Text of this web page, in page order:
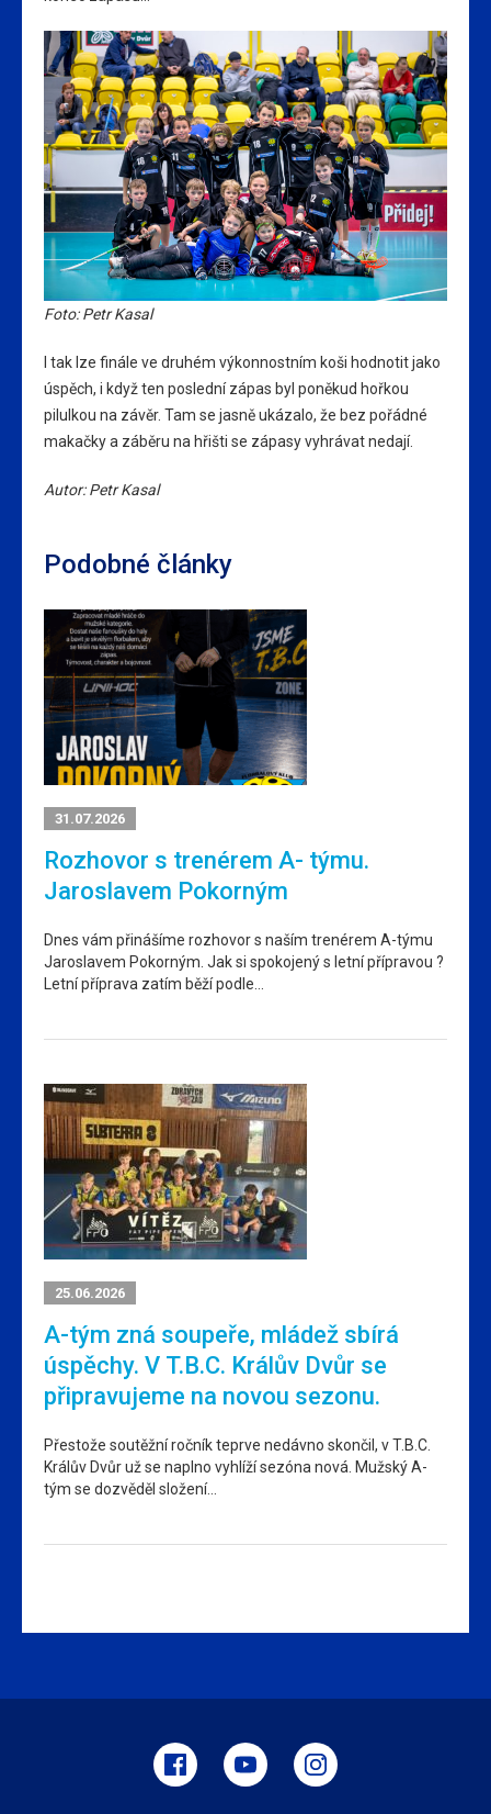
Foto: Petr Kasal
I tak lze finále ve druhém výkonnostním koši hodnotit jako
úspěch, i když ten poslední zápas byl poněkud hořkou
pilulkou na závěr. Tam se jasně ukázalo, že bez pořádné
makačky a záběru na hřišti se zápasy vyhrávat nedají.
Autor: Petr Kasal
Podobné články
31.07.2026
Rozhovor s trenérem A- týmu.
Jaroslavem Pokorným
Dnes vám přinášíme rozhovor s naším trenérem A-týmu
Jaroslavem Pokorným. Jak si spokojený s letní přípravou ?
Letní příprava zatím běží podle…
25.06.2026
A-tým zná soupeře, mládež sbírá
úspěchy. V T.B.C. Králův Dvůr se
připravujeme na novou sezonu.
Přestože soutěžní ročník teprve nedávno skončil, v T.B.C.
Králův Dvůr už se naplno vyhlíží sezóna nová. Mužský A-
tým se dozvěděl složení…